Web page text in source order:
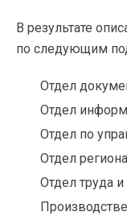
В результате
по следующим
Отдел
Отдел
Отдел по
Отдел
Отдел труда